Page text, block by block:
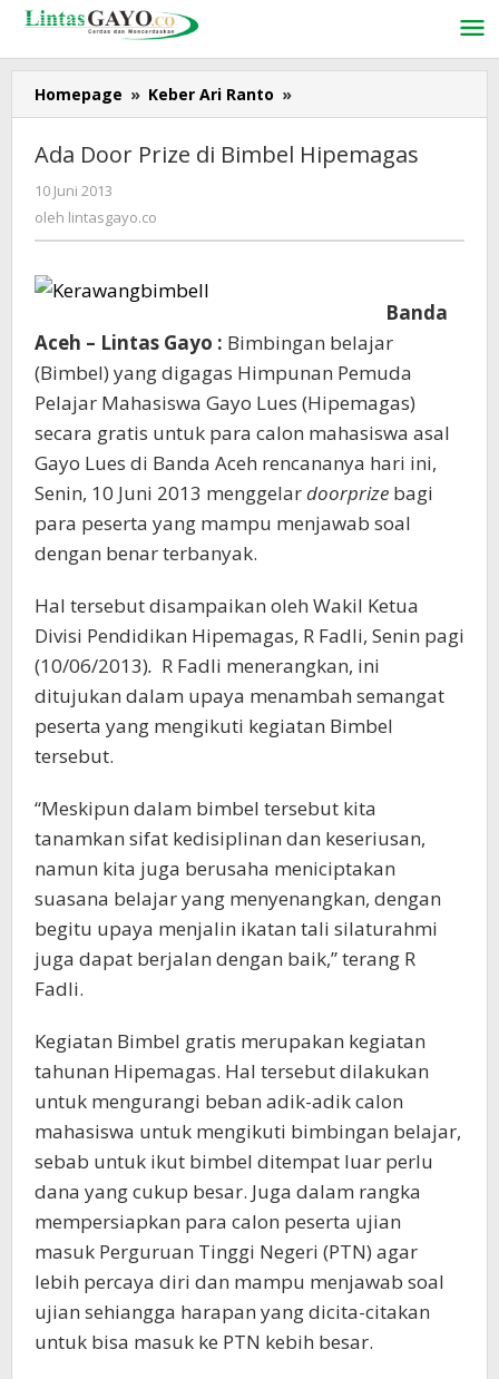
Lewati
konten
Homepage » Keber Ari Ranto »
Door
di
Ada Door Prize di Bimbel Hipemagas
10 Juni 2013
lintasgayo.co
oleh lintasgayo.co
Banda
Aceh – Lintas Gayo : Bimbingan belajar
(Bimbel) yang digagas Himpunan Pemuda
Pelajar Mahasiswa Gayo Lues (Hipemagas)
secara gratis untuk para calon mahasiswa asal
Gayo Lues di Banda Aceh rencananya hari ini,
Senin, 10 Juni 2013 menggelardoorprize bagi
para peserta yang mampu menjawab soal
dengan benar terbanyak.
Hal tersebut disampaikan oleh Wakil Ketua
Divisi Pendidikan Hipemagas, R Fadli, Senin pagi
(10/06/2013). R Fadli menerangkan, ini
ditujukan dalam upaya menambah semangat
peserta yang mengikuti kegiatan Bimbel
tersebut.
“Meskipun dalam bimbel tersebut kita
tanamkan sifat kedisiplinan dan keseriusan,
namun kita juga berusaha meniciptakan
suasana belajar yang menyenangkan, dengan
begitu upaya menjalin ikatan tali silaturahmi
juga dapat berjalan dengan baik,” terang R
Fadli.
Kegiatan Bimbel gratis merupakan kegiatan
tahunan Hipemagas. Hal tersebut dilakukan
untuk mengurangi beban adik-adik calon
mahasiswa untuk mengikuti bimbingan belajar,
sebab untuk ikut bimbel ditempat luar perlu
dana yang cukup besar. Juga dalam rangka
mempersiapkan para calon peserta ujian
masuk Perguruan Tinggi Negeri (PTN) agar
lebih percaya diri dan mampu menjawab soal
ujian sehiangga harapan yang dicita-citakan
untuk bisa masuk ke PTN kebih besar.